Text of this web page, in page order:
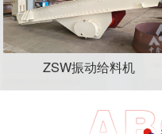
ZSW振动给料机